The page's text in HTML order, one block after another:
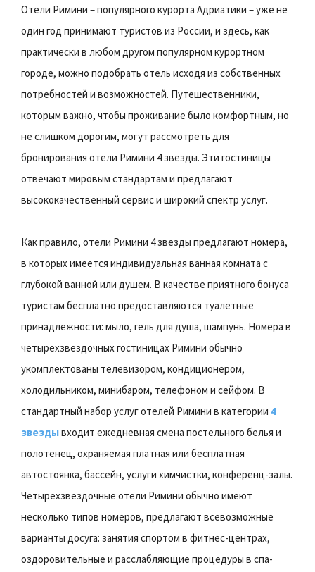
Отели Римини – популярного курорта Адриатики – уже не
один год принимают туристов из России, и здесь, как
практически в любом другом популярном курортном
городе, можно подобрать отель исходя из собственных
потребностей и возможностей. Путешественники,
которым важно, чтобы проживание было комфортным, но
не слишком дорогим, могут рассмотреть для
бронирования отели Римини 4 звезды. Эти гостиницы
отвечают мировым стандартам и предлагают
высококачественный сервис и широкий спектр услуг.
Как правило, отели Римини 4 звезды предлагают номера,
в которых имеется индивидуальная ванная комната с
глубокой ванной или душем. В качестве приятного бонуса
туристам бесплатно предоставляются туалетные
принадлежности: мыло, гель для душа, шампунь. Номера в
четырехзвездочных гостиницах Римини обычно
укомплектованы телевизором, кондиционером,
холодильником, минибаром, телефоном и сейфом. В
стандартный набор услуг отелей Римини в категории 4
звездывходит ежедневная смена постельного белья и
полотенец, охраняемая платная или бесплатная
автостоянка, бассейн, услуги химчистки, конференц-залы.
Четырехзвездочные отели Римини обычно имеют
несколько типов номеров, предлагают всевозможные
варианты досуга: занятия спортом в фитнес-центрах,
оздоровительные и расслабляющие процедуры в спа-